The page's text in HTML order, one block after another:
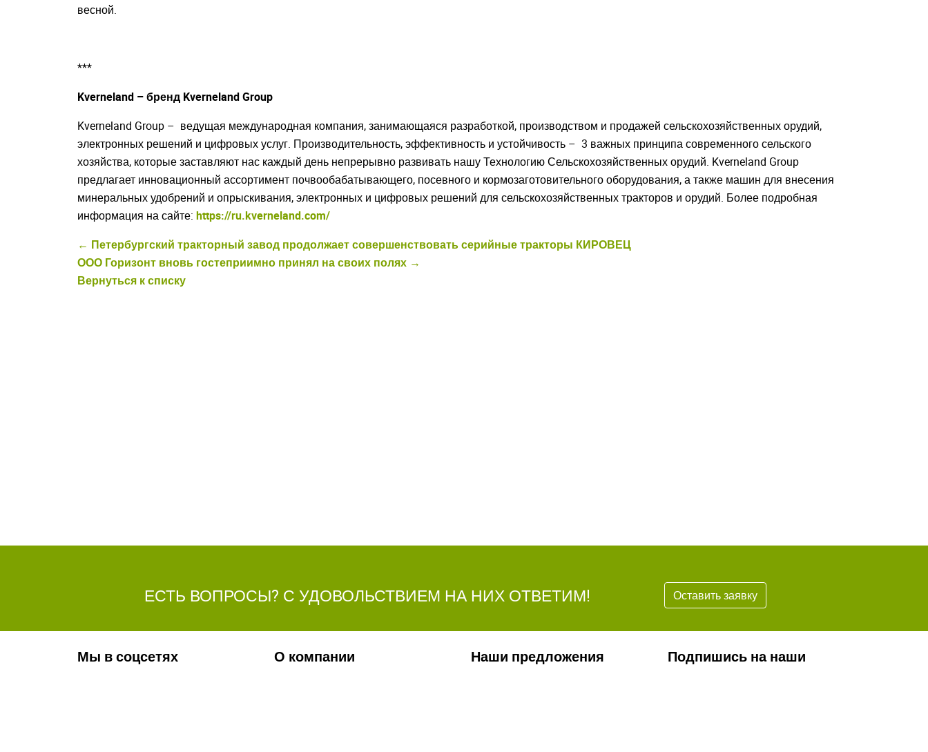
весной.
***
Kverneland – бренд KvernelandGroup
Kverneland Group – ведущая международная компания, занимающаяся разработкой, производством и продажей сельскохозяйственных орудий,
электронных решений и цифровых услуг. Производительность, эффективность и устойчивость – 3 важных принципа современного сельского
хозяйства, которые заставляют нас каждый день непрерывно развивать нашу Технологию Сельскохозяйственных орудий. Kverneland Group
предлагает инновационный ассортимент почвообабатывающего, посевного и кормозаготовительного оборудования, а также машин для внесения
минеральных удобрений и опрыскивания, электронных и цифровых решений для сельскохозяйственных тракторов и орудий. Более подробная
информация на сайте: https://ru.kverneland.com/
← Петербургский тракторный завод продолжает совершенствовать серийные тракторы КИРОВЕЦ
ООО Горизонт вновь гостеприимно принял на своих полях →
Вернуться к списку
ЕСТЬ ВОПРОСЫ? С УДОВОЛЬСТВИЕМ НА НИХ ОТВЕТИМ! Оставить заявку
Мы в соцсетях О компании Наши предложения
Подпишись на наши